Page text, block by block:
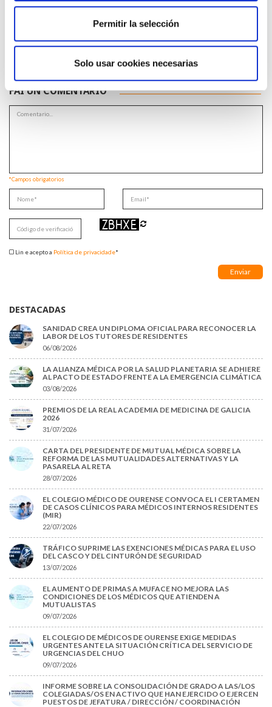
Permitir la selección
Solo usar cookies necesarias
Consejos para auto protegerse ante las respuestas inmaduras y
contradictorias de gobiernos e instituciones ( acceder aquí
Voltar
Compartir en:
FAI UN COMENTARIO
*Campos obrigatorios
Lin e acepto a Política de privacidade*
DESTACADAS
SANIDAD CREA UN DIPLOMA OFICIAL PARA RECONOCER LA
LABOR DE LOS TUTORES DE RESIDENTES
06/08/2026
LA ALIANZA MÉDICA POR LA SALUD PLANETARIA SE ADHIERE
AL PACTO DE ESTADO FRENTE A LA EMERGENCIA CLIMÁTICA
03/08/2026
PREMIOS DE LA REAL ACADEMIA DE MEDICINA DE GALICIA
2026
31/07/2026
CARTA DEL PRESIDENTE DE MUTUAL MÉDICA SOBRE LA
REFORMA DE LAS MUTUALIDADES ALTERNATIVAS Y LA
PASARELA AL RETA
28/07/2026
EL COLEGIO MÉDICO DE OURENSE CONVOCA EL I CERTAMEN
DE CASOS CLÍNICOS PARA MÉDICOS INTERNOS RESIDENTES
(MIR)
22/07/2026
TRÁFICO SUPRIME LAS EXENCIONES MÉDICAS PARA EL USO
DEL CASCO Y DEL CINTURÓN DE SEGURIDAD
13/07/2026
EL AUMENTO DE PRIMAS A MUFACE NO MEJORA LAS
CONDICIONES DE LOS MÉDICOS QUE ATIENDEN A
MUTUALISTAS
09/07/2026
EL COLEGIO DE MÉDICOS DE OURENSE EXIGE MEDIDAS
URGENTES ANTE LA SITUACIÓN CRÍTICA DEL SERVICIO DE
URGENCIAS DEL CHUO
09/07/2026
INFORME SOBRE LA CONSOLIDACIÓN DE GRADO A LAS/LOS
COLEGIADAS/OS EN ACTIVO QUE HAN EJERCIDO O EJERCEN
PUESTOS DE JEFATURA / DIRECCIÓN / COORDINACIÓN